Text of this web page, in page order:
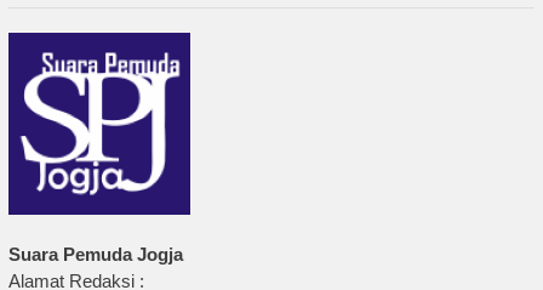
Suara Pemuda Jogja
Alamat Redaksi :